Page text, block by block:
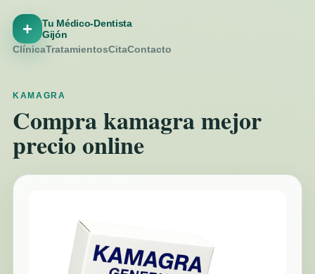
+
Tu Médico-Dentista
Gijón
ClínicaTratamientosCitaContacto
KAMAGRA
Compra kamagra mejor
precio online